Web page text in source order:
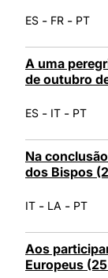
ES - FR - PT
A uma
de outubro
ES - IT - PT
Na
dos Bispos
IT - LA - PT
Aos
Europeus